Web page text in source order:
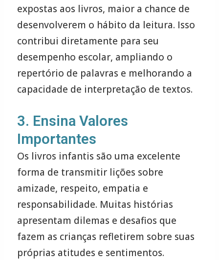
expostas aos livros, maior a chance de
desenvolverem o hábito da leitura. Isso
contribui diretamente para seu
desempenho escolar, ampliando o
repertório de palavras e melhorando a
capacidade de interpretação de textos.
3. Ensina Valores
Importantes
Os livros infantis são uma excelente
forma de transmitir lições sobre
amizade, respeito, empatia e
responsabilidade. Muitas histórias
apresentam dilemas e desafios que
fazem as crianças refletirem sobre suas
próprias atitudes e sentimentos.